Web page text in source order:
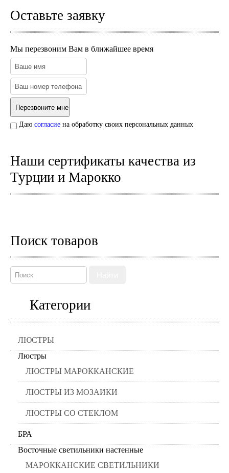
Зеркала
Пледы и покрывала
Подушки
Салфетницы
Свечи и подсвечники
Сундуки
Шкатулки
Хлопковые
Подносы
Сахарницы, конфетницы,
фруктовницы
Пиалы, чаши, салатники
Оставьте заявку
Мы перезвоним Вам в ближайшее время
Даю согласие на обработку своих персональных данных
Наши сертификаты качества из
Турции и Марокко
Поиск товаров
Категории
ЛЮСТРЫ
Люстры
ЛЮСТРЫ МАРОККАНСКИЕ
ЛЮСТРЫ ИЗ МОЗАИКИ
ЛЮСТРЫ СО СТЕКЛОМ
БРА
Восточные светильники настенные
МАРОККАНСКИЕ СВЕТИЛЬНИКИ